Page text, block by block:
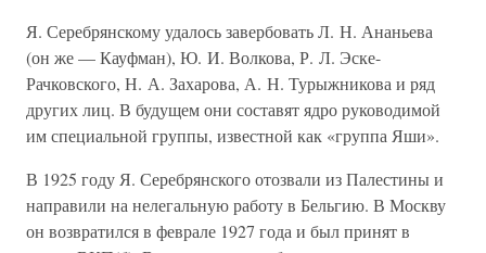
Я. Серебрянскому удалось завербовать Л. Н. Ананьева
(он же — Кауфман), Ю. И. Волкова, Р. Л. Эске-
Рачковского, Н. А. Захарова, А. Н. Турыжникова и ряд
других лиц. В будущем они составят ядро руководимой
им специальной группы, известной как «группа Яши».
В 1925 году Я. Серебрянского отозвали из Палестины и
направили на нелегальную работу в Бельгию. В Москву
он возвратился в феврале 1927 года и был принят в